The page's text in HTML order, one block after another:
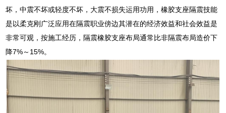
坏，中震不坏或轻度不坏，大震不损失运用功用，橡胶支座隔震技能
是以柔克刚广泛应用在隔震职业傍边其潜在的经济效益和社会效益是
非常可观，按施工经历，隔震橡胶支座布局通常比非隔震布局造价下
降7%～15%。